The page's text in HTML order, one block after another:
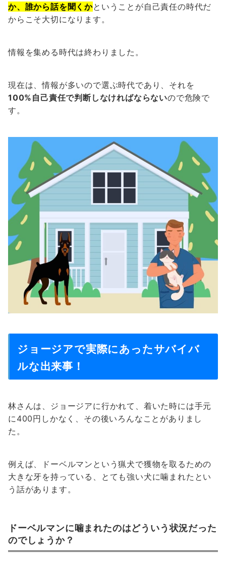
か、誰から話を聞くかということが自己責任の時代だ
からこそ大切になります。
情報を集める時代は終わりました。
現在は、情報が多いので選ぶ時代であり、それを
100%自己責任で判断しなければならないので危険で
す。
ジョージアで実際にあったサバイバ
ルな出来事！
林さんは、ジョージアに行かれて、着いた時には手元
に400円しかなく、その後いろんなことがありまし
た。
例えば、ドーベルマンという猟犬で獲物を取るための
大きな牙を持っている、とても強い犬に噛まれたとい
う話があります。
ドーベルマンに噛まれたのはどういう状況だった
のでしょうか？